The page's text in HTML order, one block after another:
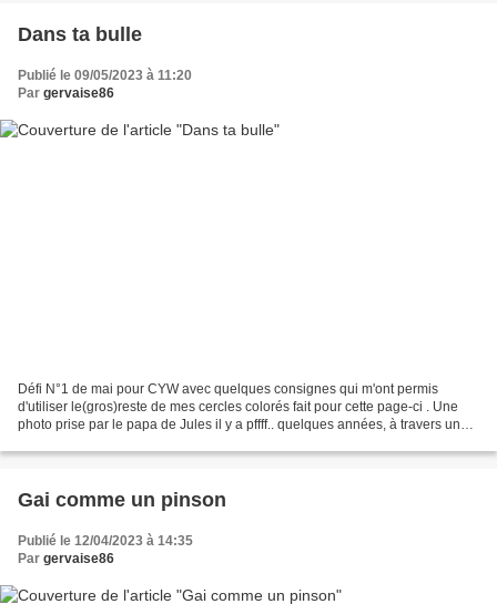
Dans ta bulle
Publié le 09/05/2023 à 11:20
Par gervaise86
Défi N°1 de mai pour CYW avec quelques consignes qui m'ont permis
d'utiliser le(gros)reste de mes cercles colorés fait pour cette page-ci . Une
photo prise par le papa de Jules il y a pffff.. quelques années, à travers une
Gai comme un pinson
Publié le 12/04/2023 à 14:35
Par gervaise86